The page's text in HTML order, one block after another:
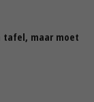
maar moet